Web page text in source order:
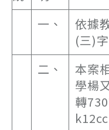
一、
依據
(三)
二、
本案
學楊
轉